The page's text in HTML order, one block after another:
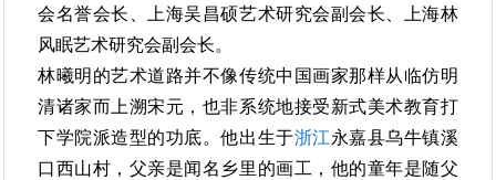
会名誉会长、上海吴昌硕艺术研究会副会长、上海林
风眠艺术研究会副会长。
林曦明的艺术道路并不像传统中国画家那样从临仿明
清诸家而上溯宋元，也非系统地接受新式美术教育打
下学院派造型的功底。他出生于浙江永嘉县乌牛镇溪
口西山村，父亲是闻名乡里的画工，他的童年是随父